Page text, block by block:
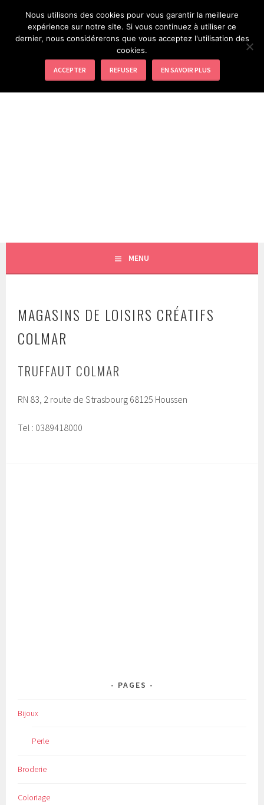
contenuEXPRESSION CRÉATIVE
LOISIRS CRÉATIFS ET ACTIVITÉS MANUELLES
MENU
MAGASINS DE LOISIRS CRÉATIFS
COLMAR
TRUFFAUT COLMAR
RN 83, 2 route de Strasbourg 68125 Houssen
Tel : 0389418000
PAGES
Bijoux
Perle
Broderie
Coloriage
Nous utilisons des cookies pour vous garantir la meilleure
expérience sur notre site. Si vous continuez à utiliser ce
dernier, nous considérerons que vous acceptez l'utilisation des
cookies.
ACCEPTER REFUSER EN SAVOIR PLUS